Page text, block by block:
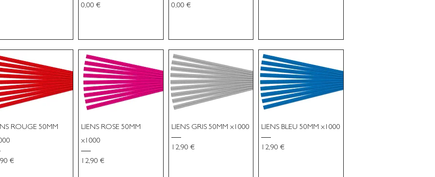
Prix
0,00 € Prix
0,00 €
ROUGE 50MM
€
LIENS ROSE 50MM
x1000
Prix
12,90 €
LIENS GRIS 50MM x1000
Prix
12,90 €
LIENS BLEU 50MM x1000
Prix
12,90 €